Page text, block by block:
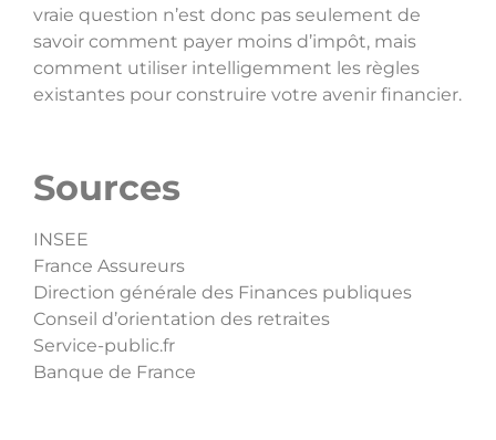
vraie question n’est donc pas seulement de
savoir comment payer moins d’impôt, mais
comment utiliser intelligemment les règles
existantes pour construire votre avenir financier.
Sources
INSEE
France Assureurs
Direction générale des Finances publiques
Conseil d’orientation des retraites
Service-public.fr
Banque de France